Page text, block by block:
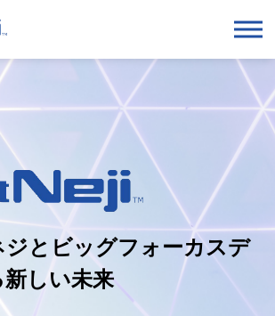
ジとビッグフォーカスデ
しい未来